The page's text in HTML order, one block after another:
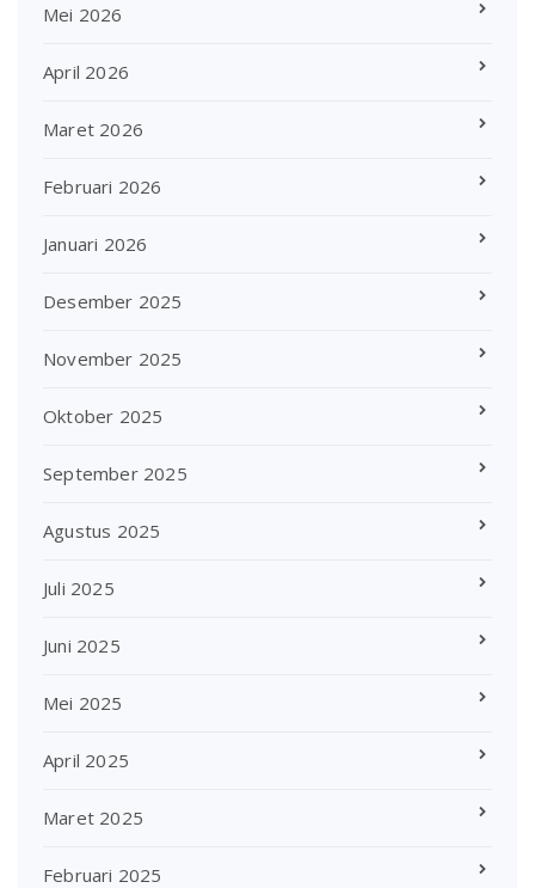
Mei 2026
April 2026
Maret 2026
Februari 2026
Januari 2026
Desember 2025
November 2025
Oktober 2025
September 2025
Agustus 2025
Juli 2025
Juni 2025
Mei 2025
April 2025
Maret 2025
Februari 2025